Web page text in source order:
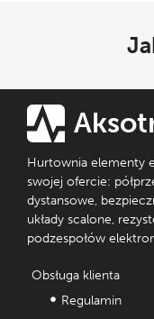
Hurtownia elementy
swojej ofercie:
dystansowe,
układy scalone,
podzespołów
Obsługa klienta
Regulamin